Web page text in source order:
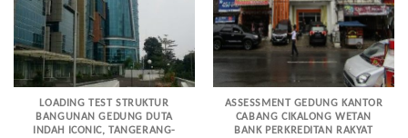
LOADING TEST STRUKTUR
BANGUNAN GEDUNG DUTA
INDAH ICONIC, TANGERANG-
ASSESSMENT GEDUNG KANTOR
CABANG CIKALONG WETAN
BANK PERKREDITAN RAKYAT